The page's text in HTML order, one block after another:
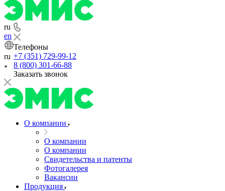
ru
en
ru
Телефоны
+7 (351) 729-99-12
8 (800) 301-66-88
Заказать звонок
О компании
О компании
О компании
Свидетельства и патенты
Фотогалерея
Вакансии
Продукция